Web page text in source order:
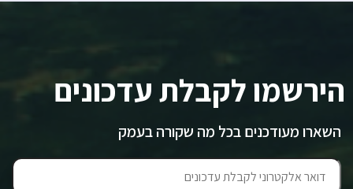
הירשמו לקבלת עדכונים
השארו מעודכנים בכל מה שקורה בעמק